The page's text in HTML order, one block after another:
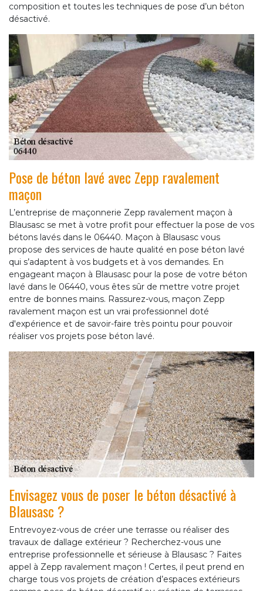
composition et toutes les techniques de pose d’un béton
désactivé.
Pose de béton lavé avec Zepp ravalement
maçon
L’entreprise de maçonnerie Zepp ravalement maçon à
Blausasc se met à votre profit pour effectuer la pose de vos
bétons lavés dans le 06440. Maçon à Blausasc vous
propose des services de haute qualité en pose béton lavé
qui s’adaptent à vos budgets et à vos demandes. En
engageant maçon à Blausasc pour la pose de votre béton
lavé dans le 06440, vous êtes sûr de mettre votre projet
entre de bonnes mains. Rassurez-vous, maçon Zepp
ravalement maçon est un vrai professionnel doté
d'expérience et de savoir-faire très pointu pour pouvoir
réaliser vos projets pose béton lavé.
Envisagez vous de poser le béton désactivé à
Blausasc ?
Entrevoyez-vous de créer une terrasse ou réaliser des
travaux de dallage extérieur ? Recherchez-vous une
entreprise professionnelle et sérieuse à Blausasc ? Faites
appel à Zepp ravalement maçon ! Certes, il peut prend en
charge tous vos projets de création d’espaces extérieurs